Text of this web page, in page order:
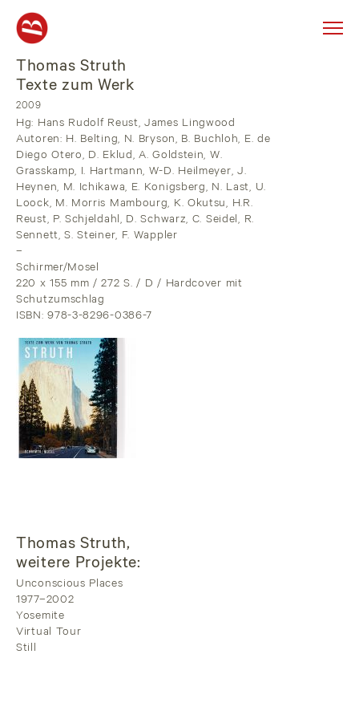
Thomas Struth
Texte zum Werk
2009
Hg: Hans Rudolf Reust, James Lingwood
Autoren: H. Belting, N. Bryson, B. Buchloh, E. de
Diego Otero, D. Eklud, A. Goldstein, W.
Grasskamp, I. Hartmann, W-D. Heilmeyer, J.
Heynen, M. Ichikawa, E. Konigsberg, N. Last, U.
Loock, M. Morris Mambourg, K. Okutsu, H.R.
Reust, P. Schjeldahl, D. Schwarz, C. Seidel, R.
Sennett, S. Steiner, F. Wappler
–
Schirmer/Mosel
220 x 155 mm / 272 S. / D / Hardcover mit
Schutzumschlag
ISBN: 978-3-8296-0386-7
Thomas Struth,
weitere Projekte:
Unconscious Places
1977–2002
Yosemite
Virtual Tour
Still